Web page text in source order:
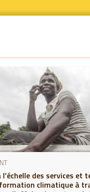
l’échelle des services et
climatique à